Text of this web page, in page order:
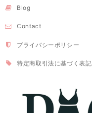
Blog
Contact
プライバシーポリシー
特定商取引法に基づく表記